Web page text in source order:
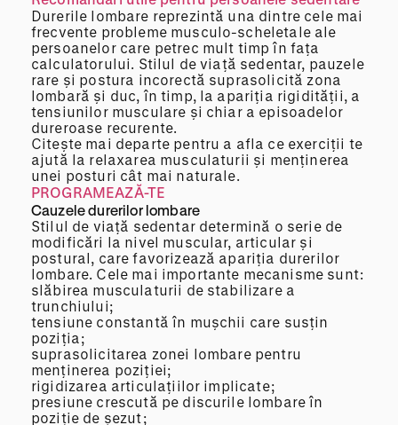
Durerile lombare reprezintă una dintre cele mai
frecvente probleme musculo-scheletale ale
persoanelor care petrec mult timp în fața
calculatorului. Stilul de viață sedentar, pauzele
rare și postura incorectă suprasolicită zona
lombară și duc, în timp, la apariția rigidității, a
tensiunilor musculare și chiar a episoadelor
dureroase recurente.
Citește mai departe pentru a afla ce exerciții te
ajută la relaxarea musculaturii și menținerea
unei posturi cât mai naturale.
PROGRAMEAZĂ-TE
Cauzele durerilor lombare
Stilul de viață sedentar determină o serie de
modificări la nivel muscular, articular și
postural, care favorizează apariția durerilor
lombare. Cele mai importante mecanisme sunt:
slăbirea musculaturii de stabilizare a
trunchiului;
tensiune constantă în mușchii care susțin
poziția;
suprasolicitarea zonei lombare pentru
menținerea poziției;
rigidizarea articulațiilor implicate;
presiune crescută pe discurile lombare în
poziție de șezut;